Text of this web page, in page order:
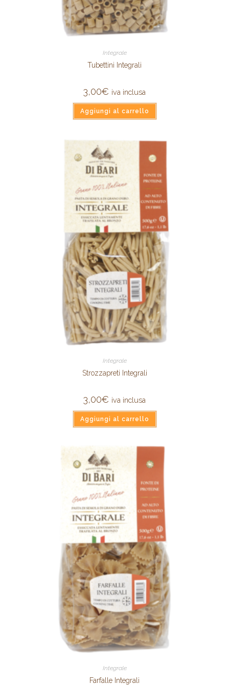
Integrale
Tubettini Integrali
3,00€ iva inclusa
Aggiungi al carrello
Integrale
Strozzapreti Integrali
3,00€ iva inclusa
Aggiungi al carrello
Integrale
Farfalle Integrali